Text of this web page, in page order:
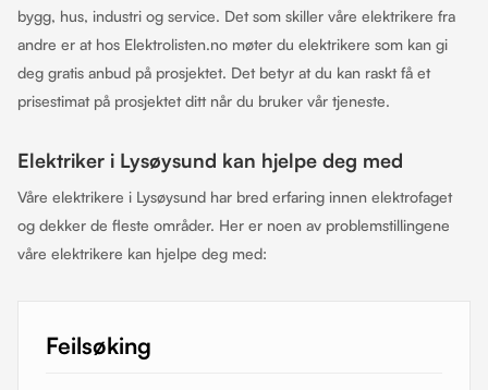
bygg, hus, industri og service. Det som skiller våre elektrikere fra
andre er at hos Elektrolisten.no møter du elektrikere som kan gi
deg gratis anbud på prosjektet. Det betyr at du kan raskt få et
prisestimat på prosjektet ditt når du bruker vår tjeneste.
Elektriker i Lysøysund kan hjelpe deg med
Våre elektrikere i Lysøysund har bred erfaring innen elektrofaget
og dekker de fleste områder. Her er noen av problemstillingene
våre elektrikere kan hjelpe deg med:
Feilsøking